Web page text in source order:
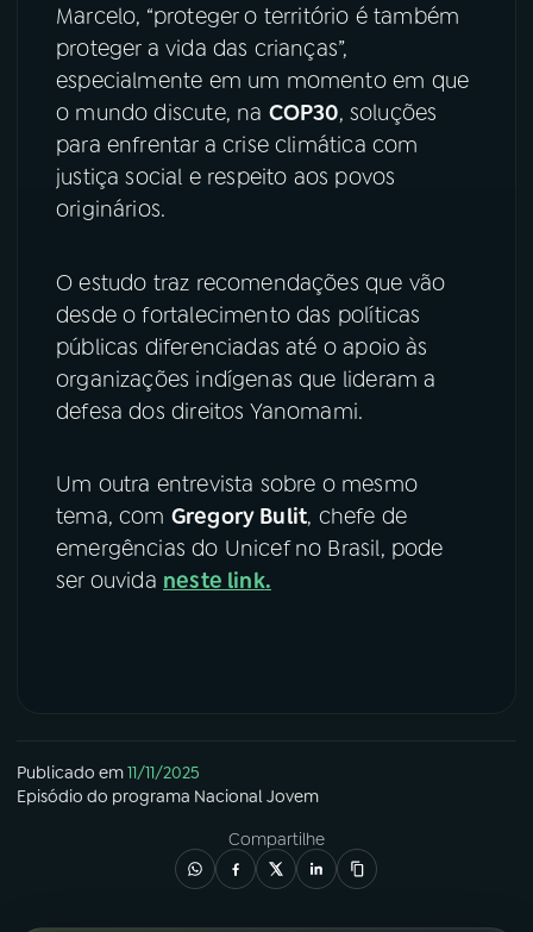
Marcelo, “proteger o território é também
proteger a vida das crianças”,
especialmente em um momento em que
o mundo discute, na COP30, soluções
para enfrentar a crise climática com
justiça social e respeito aos povos
originários.
O estudo traz recomendações que vão
desde o fortalecimento das políticas
públicas diferenciadas até o apoio às
organizações indígenas que lideram a
defesa dos direitos Yanomami.
Um outra entrevista sobre o mesmo
tema, com Gregory Bulit, chefe de
emergências do Unicef no Brasil, pode
ser ouvida neste link.
Publicado em11/11/2025
Episódio do programa Nacional Jovem
Compartilhe